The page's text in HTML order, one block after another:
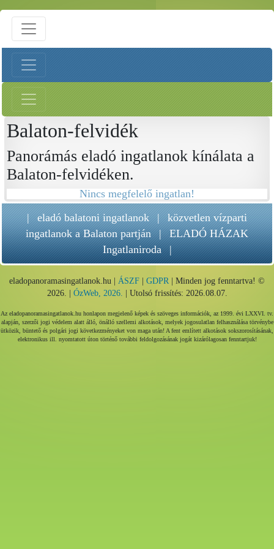
Balaton-felvidék
Panorámás eladó ingatlanok kínálata a
Balaton-felvidéken.
Nincs megfelelő ingatlan!
| eladó balatoni ingatlanok | közvetlen vízparti
ingatlanok a Balaton partján | ELADÓ HÁZAK
Ingatlaniroda |
eladopanoramasingatlanok.hu | ÁSZF GDPR| Minden jog fenntartva! ©
2026. | ÓzWeb, 2026. | Utolsó frissítés: 2026.08.07.
Az eladopanoramasingatlanok.hu honlapon megjelenő képek és szöveges információk, az 1999. évi LXXVI. tv.
alapján, szerzői jogi védelem alatt álló, önálló szellemi alkotások, melyek jogosulatlan felhasználása törvénybe
ütközik, büntető és polgári jogi következményeket von maga után! A fent említett alkotások sokszorosításának,
elektronikus ill. nyomtatott úton történő további feldolgozásának jogát kizárólagosan fenntartjuk!